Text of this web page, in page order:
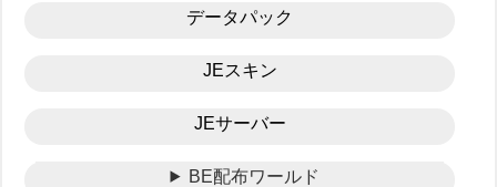
データパック
JEスキン
JEサーバー
BE配布ワールド